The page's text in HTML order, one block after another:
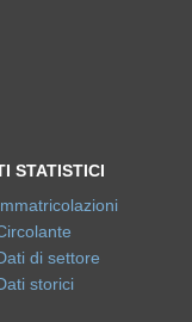
STATISTICI
di settore
storici